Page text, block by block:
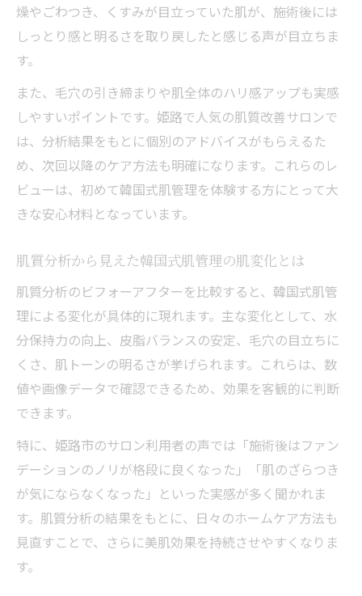
燥やごわつき、くすみが目立っていた肌が、施術後には
しっとり感と明るさを取り戻したと感じる声が目立ちま
す。
また、毛穴の引き締まりや肌全体のハリ感アップも実感
しやすいポイントです。姫路で人気の肌質改善サロンで
は、分析結果をもとに個別のアドバイスがもらえるた
め、次回以降のケア方法も明確になります。これらのレ
ビューは、初めて韓国式肌管理を体験する方にとって大
きな安心材料となっています。
肌質分析から見えた韓国式肌管理の肌変化とは
肌質分析のビフォーアフターを比較すると、韓国式肌管
理による変化が具体的に現れます。主な変化として、水
分保持力の向上、皮脂バランスの安定、毛穴の目立ちに
くさ、肌トーンの明るさが挙げられます。これらは、数
値や画像データで確認できるため、効果を客観的に判断
できます。
特に、姫路市のサロン利用者の声では「施術後はファン
デーションのノリが格段に良くなった」「肌のざらつき
が気にならなくなった」といった実感が多く聞かれま
す。肌質分析の結果をもとに、日々のホームケア方法も
見直すことで、さらに美肌効果を持続させやすくなりま
す。